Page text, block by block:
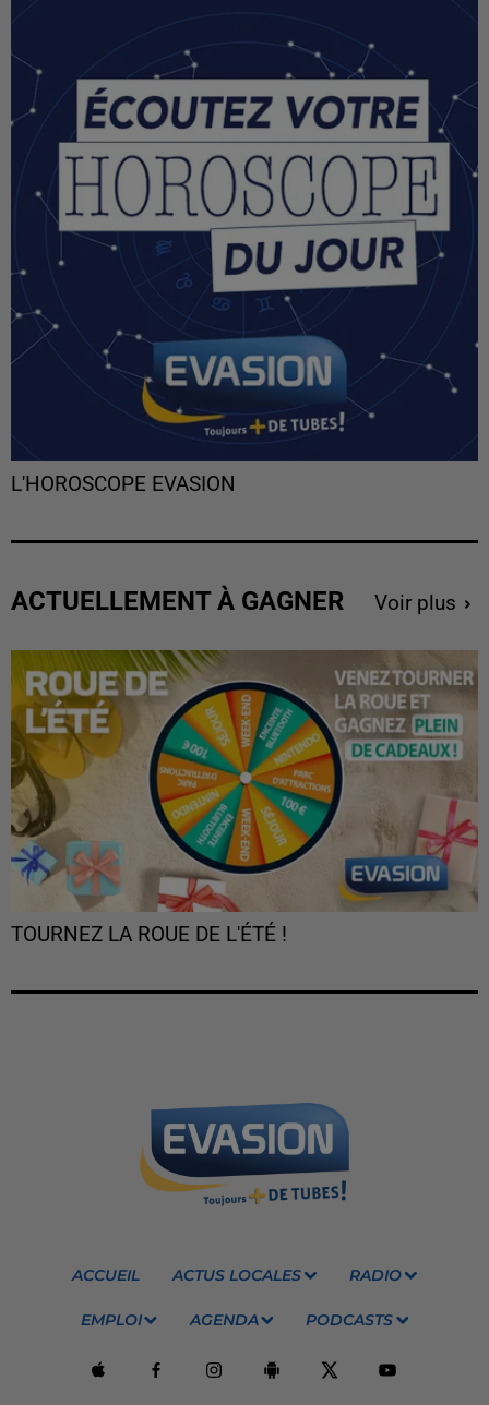
L'HOROSCOPE EVASION
ACTUELLEMENT À GAGNER Voir plus
TOURNEZ LA ROUE DE L'ÉTÉ !
ACCUEIL ACTUS LOCALES RADIO
EMPLOI AGENDA PODCASTS